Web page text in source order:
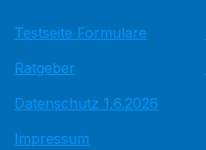
Testseite Formulare
Ratgeber
Datenschutz 1.6.2026
Impressum